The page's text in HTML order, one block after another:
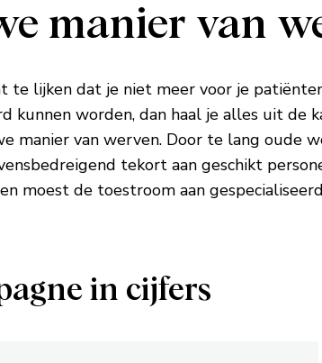
manier van
te lijken dat je niet meer voor je
kunnen worden, dan haal je alles uit de
manier van werven. Door te lang oude
tekort aan geschikt
moest de toestroom aan
in cijfers